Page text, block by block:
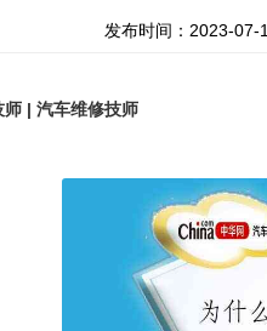
发布时间：2023-07-
师 | 汽车维修技师